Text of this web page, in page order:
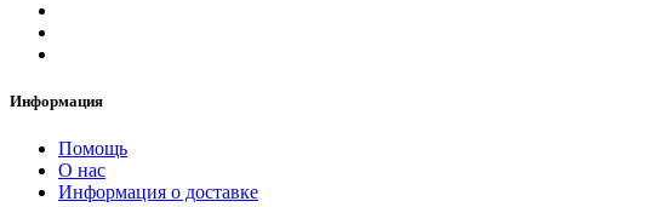
Информация
Помощь
О нас
Информация о доставке